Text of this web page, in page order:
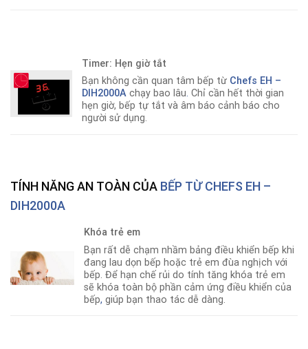
Timer: Hẹn giờ tắt
Bạn không cần quan tâm bếp từ Chefs EH –
DIH2000Achạy bao lâu. Chỉ cần hết thời gian
hẹn giờ, bếp tự tắt và âm báo cảnh báo cho
người sử dụng.
TÍNH NĂNG AN TOÀN CỦA BẾP TỪ CHEFS EH –
DIH2000A
Khóa trẻ em
Bạn rất dễ chạm nhầm bảng điều khiển bếp khi
đang lau dọn bếp hoặc trẻ em đùa nghịch với
bếp. Để hạn chế rủi do tính tăng khóa trẻ em
sẽ khóa toàn bộ phần cảm ứng điều khiển của
bếp, giúp bạn thao tác dễ dàng.